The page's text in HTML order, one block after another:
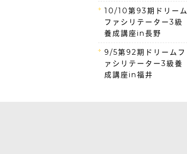
10/10第93期ドリーム
ファシリテーター3級
養成講座in長野
9/5第92期ドリームフ
ァシリテーター3級養
成講座in福井